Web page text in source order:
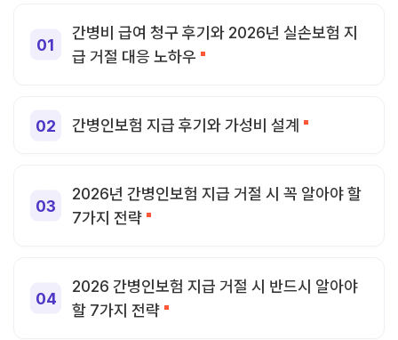
간병비 급여 청구 후기와 2026년 실손보험 지
급 거절 대응 노하우
간병인보험 지급 후기와 가성비 설계
2026년 간병인보험 지급 거절 시 꼭 알아야 할
7가지 전략
2026 간병인보험 지급 거절 시 반드시 알아야
할 7가지 전략